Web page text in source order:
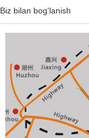
Biz bilan bog'lanish